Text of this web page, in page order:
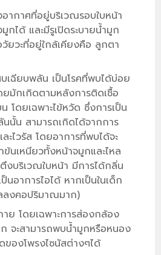
ากาศที่อยู่บริเวณรอบใบหน้า
กได้ และมีรูเปิดระบายน้ำมูก
ยวะที่อยู่ใกล้เคียงคือ ลูกตา
บเฉียบพลัน เป็นโรคที่พบได้บ่อย
ยมักเกิดตามหลังการติดเชื้อ
โดยเฉพาะไข้หวัด ซึ่งการเป็น
นั้น สามารถเกิดได้จากการ
ะไวรัส โดยอาการที่พบได้จะ
นเหนียวทั้งหน้าจมูกและไหล
บริเวณใบหน้า มีการได้กลิ่น
อาการไอได้ หากเป็นในเด็ก
ลงคอปริมาณมาก)
าย โดยเฉพาะการส่องกล้อง
จะสามารถพบน้ำมูกหรือหนอง
ของโพรงไซนัสต่างๆได้